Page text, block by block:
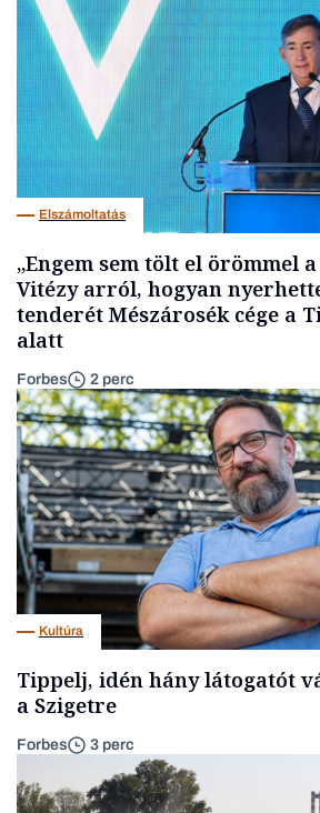
Elszámoltatás
„Engem sem tölt el örömmel
Vitézy arról, hogyan
tenderét Mészárosék cége a
alatt
Forbes 2 perc
Kultúra
Tippelj, idén hány látogatót
a Szigetre
Forbes 3 perc